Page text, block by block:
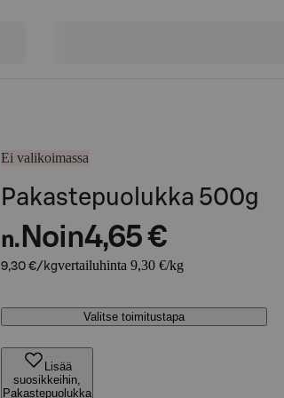
Ei valikoimassa
Pakastepuolukka 500g
n. Noin4,65 €
9,30 €/kgvertailuhinta 9,30 €/kg
Valitse toimitustapa
Lisää
suosikkeihin,
Pakastepuolukka